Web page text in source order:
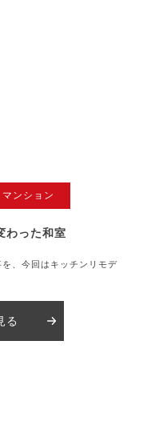
ンション
わった和室
、今回はキッチンリモデ
る